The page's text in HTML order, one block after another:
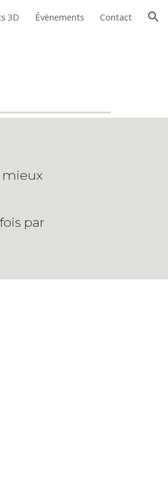
3D Évènements Contact
mieux
par